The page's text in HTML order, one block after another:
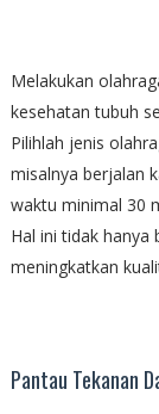
Melakukan
kesehatan tubuh
Pilihlah jenis
misalnya berjalan
waktu minimal 30
Hal ini tidak
meningkatkan
Pantau Tekanan